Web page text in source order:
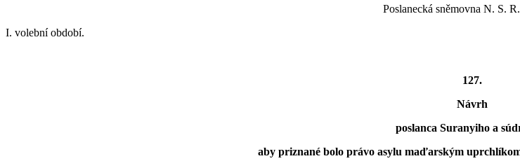
Poslanecká sněmovna N. S.
I. volební období.
127.
Návrh
poslanca Suranyiho a
aby priznané bolo právo asylu maďarským